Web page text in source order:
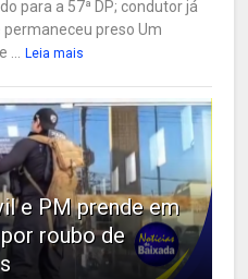
para a 57ª DP; condutor já
preso Um
... Leia mais
e PM prende em
roubo de